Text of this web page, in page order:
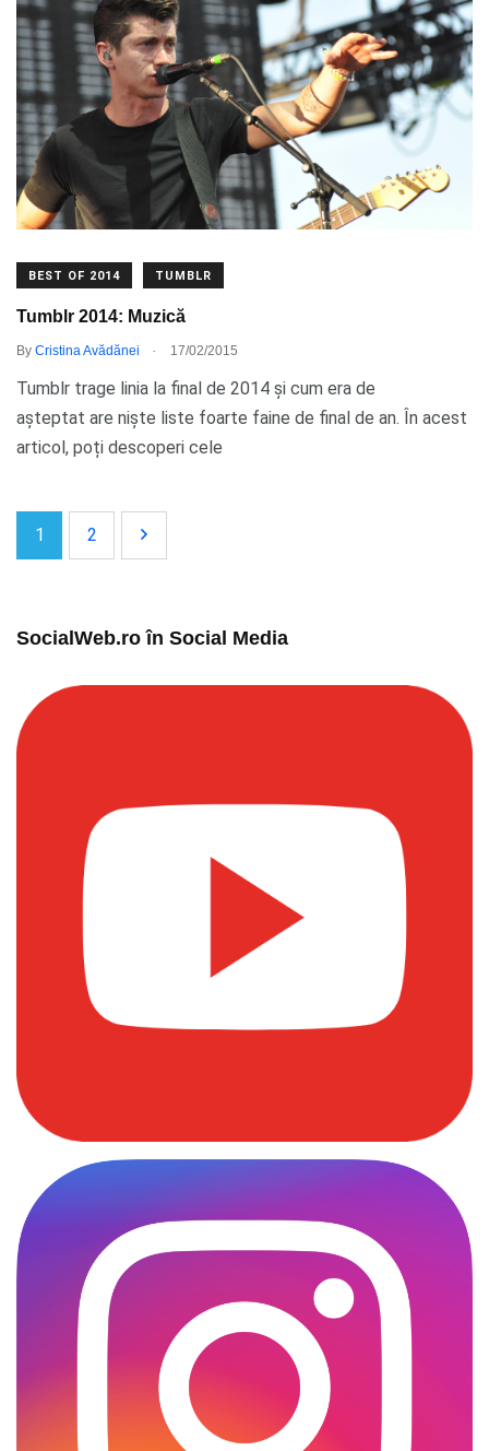
BEST OF 2014 TUMBLR
Tumblr 2014: Muzică
By Cristina Avădănei . 17/02/2015
Tumblr trage linia la final de 2014 și cum era de
așteptat are niște liste foarte faine de final de an. În acest
articol, poți descoperi cele
1 2
SocialWeb.ro în Social Media​